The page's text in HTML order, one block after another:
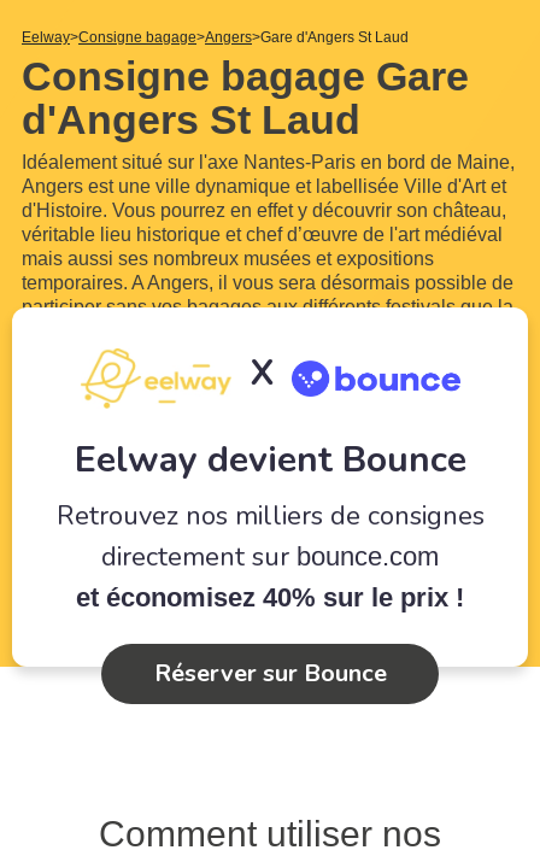
Eelway Consigne bagage Angers Gare d'Angers St Laud
Consigne bagage Gare
d'Angers St Laud
Idéalement situé sur l'axe Nantes-Paris en bord de Maine,
Angers est une ville dynamique et labellisée Ville d'Art et
d'Histoire. Vous pourrez en effet y découvrir son château,
véritable lieu historique et chef d’œuvre de l'art médiéval
mais aussi ses nombreux musées et expositions
temporaires. A Angers, il vous sera désormais possible de
participer sans vos bagages aux différents festivals que la
théâtre de France ! Les consignes à
X
Eelway devient Bounce
Retrouvez nos milliers de consignes
directement sur bounce.com
et économisez 40% sur le prix !
Réserver sur Bounce
Comment utiliser nos